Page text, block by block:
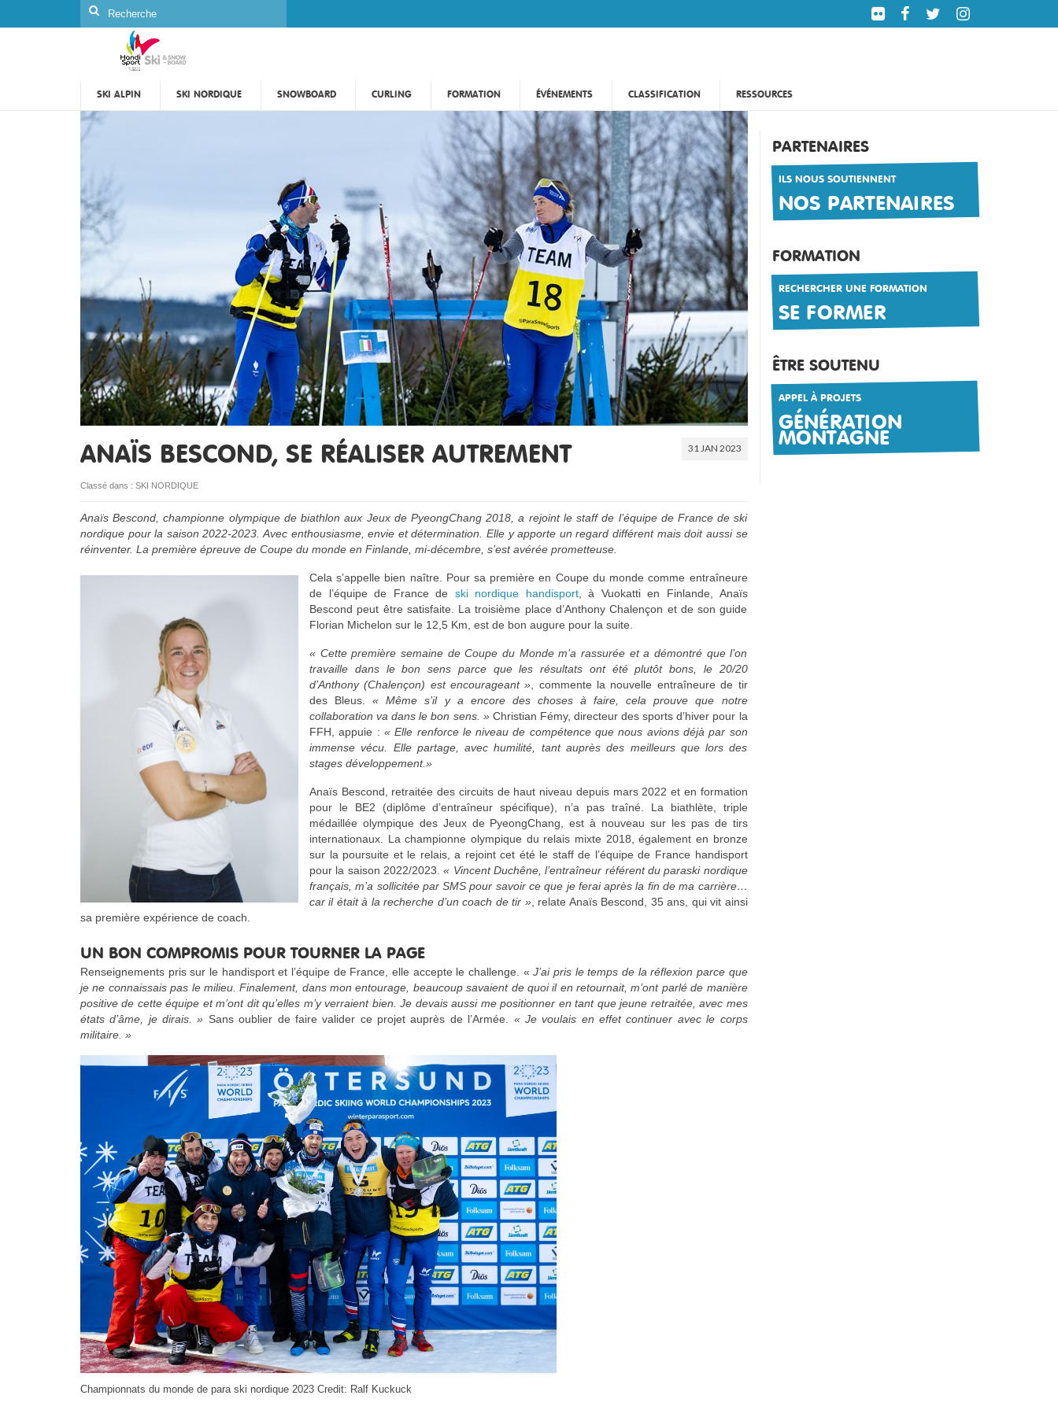
Rechercher
SKI ALPIN SKI NORDIQUE SNOWBOARD CURLING FORMATION ÉVÉNEMENTS CLASSIFICATION RESSOURCES
31 JAN 2023
ANAÏS BESCOND, SE RÉALISER AUTREMENT
Classé dans : SKI NORDIQUE
Anaïs Bescond, championne olympique de biathlon aux Jeux de PyeongChang 2018, a rejoint le staff de l’équipe de France de ski
nordique pour la saison 2022-2023. Avec enthousiasme, envie et détermination. Elle y apporte un regard différent mais doit aussi se
réinventer. La première épreuve de Coupe du monde en Finlande, mi-décembre, s’est avérée prometteuse.
Cela s’appelle bien naître. Pour sa première en Coupe du monde comme entraîneure
de l’équipe de France de ski nordique handisport, à Vuokatti en Finlande, Anaïs
Bescond peut être satisfaite. La troisième place d’Anthony Chalençon et de son guide
Florian Michelon sur le 12,5 Km, est de bon augure pour la suite.
« Cette première semaine de Coupe du Monde m’a rassurée et a démontré que l’on
travaille dans le bon sens parce que les résultats ont été plutôt bons, le 20/20
d’Anthony (Chalençon) est encourageant », commente la nouvelle entraîneure de tir
des Bleus.« Même s’il y a encore des choses à faire, cela prouve que notre
collaboration va dans le bon sens. »Christian Fémy, directeur des sports d’hiver pour la
FFH, appuie : « Elle renforce le niveau de compétence que nous avions déjà par son
immense vécu. Elle partage, avec humilité, tant auprès des meilleurs que lors des
stages développement.»
Anaïs Bescond, retraitée des circuits de haut niveau depuis mars 2022 et en formation
pour le BE2 (diplôme d’entraîneur spécifique), n’a pas traîné. La biathlète, triple
médaillée olympique des Jeux de PyeongChang, est à nouveau sur les pas de tirs
internationaux. La championne olympique du relais mixte 2018, également en bronze
sur la poursuite et le relais, a rejoint cet été le staff de l’équipe de France handisport
pour la saison 2022/2023.« Vincent Duchêne, l’entraîneur référent du paraski nordique
français, m’a sollicitée par SMS pour savoir ce que je ferai après la fin de ma carrière…
car il était à la recherche d’un coach de tir », relate Anaïs Bescond, 35 ans, qui vit ainsi
sa première expérience de coach.
UN BON COMPROMIS POUR TOURNER LA PAGE
Renseignements pris sur le handisport et l’équipe de France, elle accepte le challenge. «J’ai pris le temps de la réflexion parce que
je ne connaissais pas le milieu. Finalement, dans mon entourage, beaucoup savaient de quoi il en retournait, m’ont parlé de manière
positive de cette équipe et m’ont dit qu’elles m’y verraient bien. Je devais aussi me positionner en tant que jeune retraitée, avec mes
états d’âme, je dirais. » Sans oublier de faire valider ce projet auprès de l’Armée. « Je voulais en effet continuer avec le corps
militaire. »
Championnats du monde de para ski nordique 2023 Credit: Ralf Kuckuck
PARTENAIRES
ILS NOUS SOUTIENNENT
NOS PARTENAIRES
FORMATION
RECHERCHER UNE FORMATION
SE FORMER
ÊTRE SOUTENU
APPEL À PROJETS
GÉNÉRATION
MONTAGNE